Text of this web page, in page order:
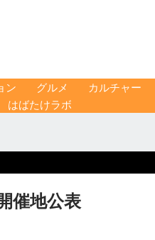
ン グルメ カルチャー
はばたけラボ
催地公表